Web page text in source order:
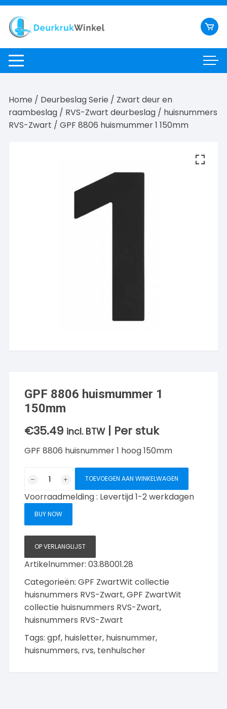
Ga
naar
inhoud
Home / Deurbeslag Serie / Zwart deur en
raambeslag / RVS-Zwart deurbeslag / huisnummers
RVS-Zwart / GPF 8806 huismummer 1 150mm
GPF 8806 huismummer 1
150mm
€35.49 incl. BTW | Per stuk
GPF 8806 huisnummer 1 hoog 150mm
huismummer
aantal
TOEVOEGEN AAN WINKELWAGEN
Voorraadmelding : Levertijd 1-2 werkdagen
BUY NOW
OP VERLANGLIJST
Artikelnummer:03.88001.28
Categorieën:GPF ZwartWit collectie
huisnummers RVS-Zwart,GPF ZwartWit
collectie huisnummers RVS-Zwart,
huisnummers RVS-Zwart
Tags:gpf, huisletter, huisnummer,
huisnummers, rvs, tenhulscher